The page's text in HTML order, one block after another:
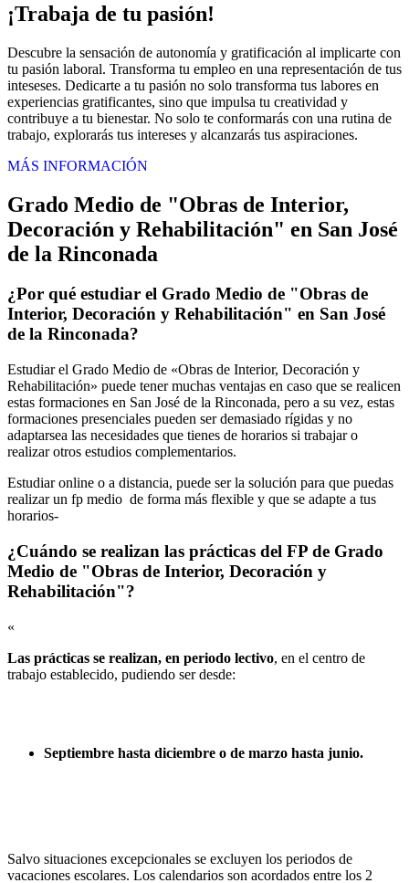
¡Trabaja de tu pasión!
Descubre la sensación de autonomía y gratificación al implicarte con
tu pasión laboral. Transforma tu empleo en una representación de tus
inteseses. Dedicarte a tu pasión no solo transforma tus labores en
experiencias gratificantes, sino que impulsa tu creatividad y
contribuye a tu bienestar. No solo te conformarás con una rutina de
trabajo, explorarás tus intereses y alcanzarás tus aspiraciones.
MÁS INFORMACIÓN
Grado Medio de "Obras de Interior,
Decoración y Rehabilitación" en San José
de la Rinconada
¿Por qué estudiar el Grado Medio de "Obras de
Interior, Decoración y Rehabilitación" en San José
de la Rinconada?
Estudiar el Grado Medio de «Obras de Interior, Decoración y
Rehabilitación» puede tener muchas ventajas en caso que se realicen
estas formaciones en San José de la Rinconada, pero a su vez, estas
formaciones presenciales pueden ser demasiado rígidas y no
adaptarsea las necesidades que tienes de horarios si trabajar o
realizar otros estudios complementarios.
Estudiar online o a distancia, puede ser la solución para que puedas
realizar un fp medio de forma más flexible y que se adapte a tus
horarios-
¿Cuándo se realizan las prácticas del FP de Grado
Medio de "Obras de Interior, Decoración y
Rehabilitación"?
«
Las prácticas se realizan, en periodo lectivo, en el centro de
trabajo establecido, pudiendo ser desde:
Septiembre hasta diciembre o de marzo hasta junio.
Salvo situaciones excepcionales se excluyen los periodos de
vacaciones escolares. Los calendarios son acordados entre los 2